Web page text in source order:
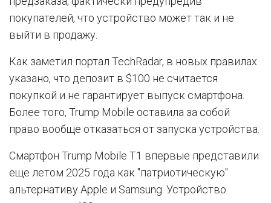
покупателей, что устройство может так и не
выйти в продажу.
Как заметил портал TechRadar, в новых правилах
указано, что депозит в $100 не считается
покупкой и не гарантирует выпуск смартфона.
Более того, Trump Mobile оставила за собой
право вообще отказаться от запуска устройства.
Смартфон Trump Mobile T1 впервые представили
еще летом 2025 года как "патриотическую"
альтернативу Apple и Samsung. Устройство